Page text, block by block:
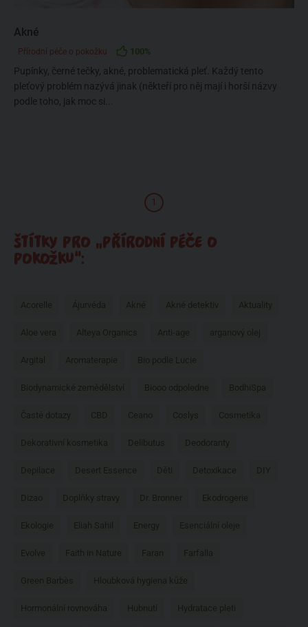
Akné
Přírodní péče o pokožku 100%
Pupínky, černé tečky, akné, problematická pleť. Každý tento
pleťový problém nazývá jinak (někteří pro něj mají i horší názvy
podle toho, jak moc si...
1
ŠTÍTKY PRO „PŘÍRODNÍ PÉČE O
POKOŽKU“:
Acorelle Ájurvéda Akné Akné detektiv Aktuality
Aloe vera Alteya Organics Anti-age arganový olej
Argital Aromaterapie Bio podle Lucie
Biodynamické zemědělství Biooo odpoledne BodhiSpa
Časté dotazy CBD Ceano Coslys Cosmetika
Dekorativní kosmetika Delibutus Deodoranty
Depilace Desert Essence Děti Detoxikace DIY
Dizao Doplňky stravy Dr. Bronner Ekodrogerie
Ekologie Eliah Sahil Energy Esenciální oleje
Evolve Faith in Nature Faran Farfalla
Green Barbès Hloubková hygiena kůže
Hormonální rovnováha Hubnutí Hydratace pleti